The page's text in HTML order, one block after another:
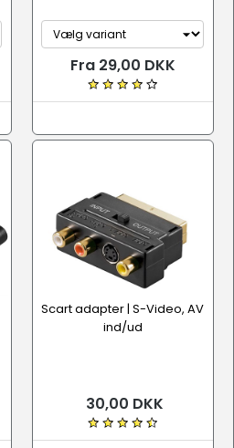
Fra 29,00 DKK
Scart adapter | S-Video, AV
ind/ud
30,00 DKK